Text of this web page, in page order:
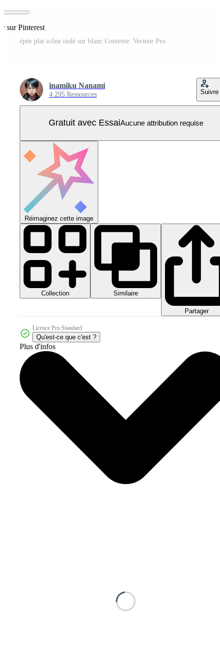
sur Pinterest
épée plat icône isolé sur blanc Contexte. Vecteur Pro
inamiku Nanami
4 295 Ressources Suivre
Gratuit avec EssaiAucune attribution requise
Réimaginez cette image
Collection Similaire
Partager
Licence Pro Standard
Qu'est-ce que c'est ?
Plus d'infos